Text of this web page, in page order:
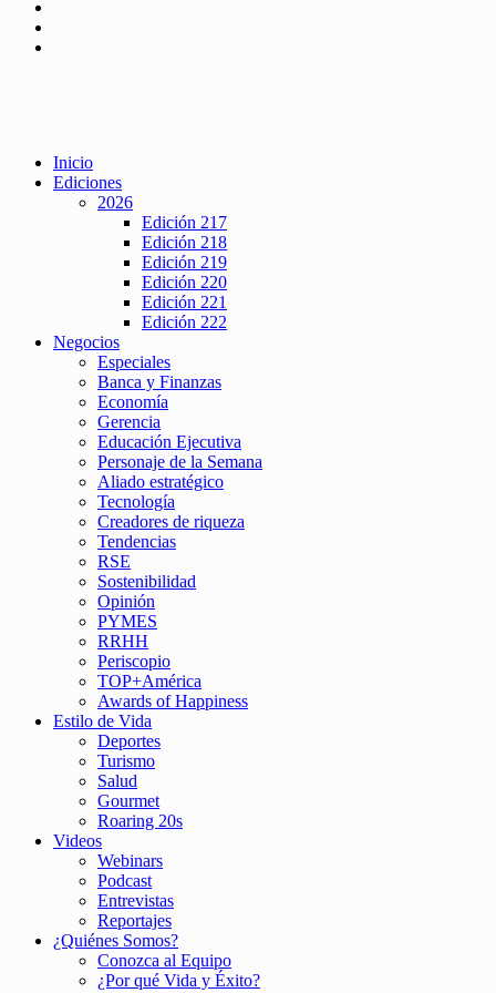
Inicio
Ediciones
2026
Edición 217
Edición 218
Edición 219
Edición 220
Edición 221
Edición 222
Negocios
Especiales
Banca y Finanzas
Economía
Gerencia
Educación Ejecutiva
Personaje de la Semana
Aliado estratégico
Tecnología
Creadores de riqueza
Tendencias
RSE
Sostenibilidad
Opinión
PYMES
RRHH
Periscopio
TOP+América
Awards of Happiness
Estilo de Vida
Deportes
Turismo
Salud
Gourmet
Roaring 20s
Videos
Webinars
Podcast
Entrevistas
Reportajes
¿Quiénes Somos?
Conozca al Equipo
¿Por qué Vida y Éxito?